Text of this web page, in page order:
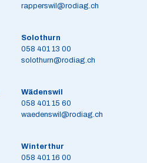
rapperswil@rodiag.ch
Solothurn
058 401 13 00
solothurn@rodiag.ch
Wädenswil
058 401 15 60
waedenswil@rodiag.ch
Winterthur
058 401 16 00